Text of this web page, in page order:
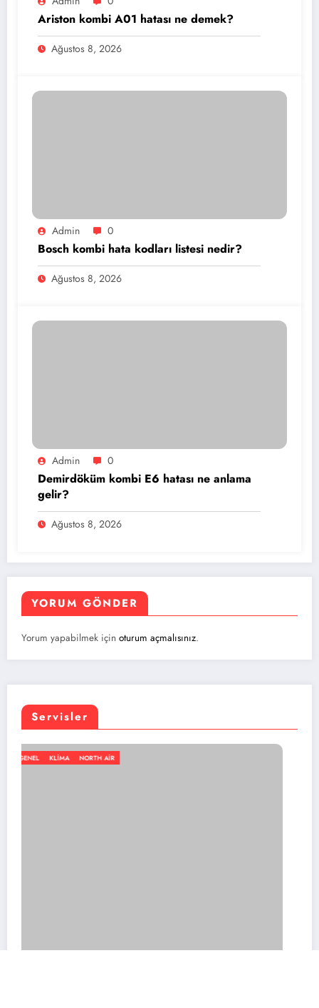
Ariston kombi A01 hatası ne demek?
Ağustos 8, 2026
Admin 0
Bosch kombi hata kodları listesi nedir?
Ağustos 8, 2026
Admin 0
Demirdöküm kombi E6 hatası ne anlama
gelir?
Ağustos 8, 2026
YORUM GÖNDER
Yorum yapabilmek için oturum açmalısınız.
Servisler